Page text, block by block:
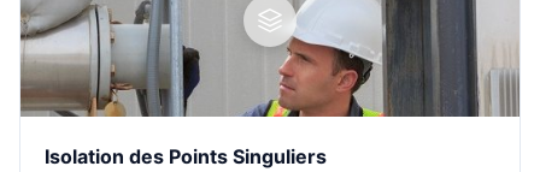
Isolation des Points Singuliers